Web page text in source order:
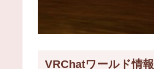
VRChatワールド情報